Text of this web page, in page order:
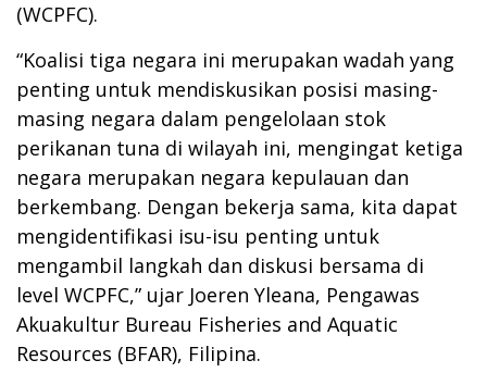
(WCPFC).
“Koalisi tiga negara ini merupakan wadah yang
penting untuk mendiskusikan posisi masing-
masing negara dalam pengelolaan stok
perikanan tuna di wilayah ini, mengingat ketiga
negara merupakan negara kepulauan dan
berkembang. Dengan bekerja sama, kita dapat
mengidentifikasi isu-isu penting untuk
mengambil langkah dan diskusi bersama di
level WCPFC,” ujar Joeren Yleana, Pengawas
Akuakultur Bureau Fisheries and Aquatic
Resources (BFAR), Filipina.